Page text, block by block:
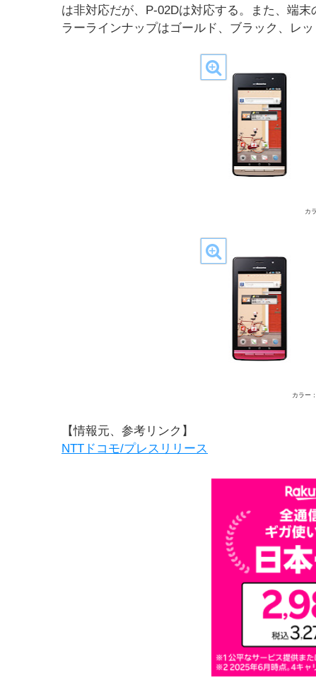
は非対応だが、P-02Dは対応する。また、端
ラーラインナップはゴールド、ブラック、レッ
カ
カラー
【情報元、参考リンク】
NTTドコモ/プレスリリース